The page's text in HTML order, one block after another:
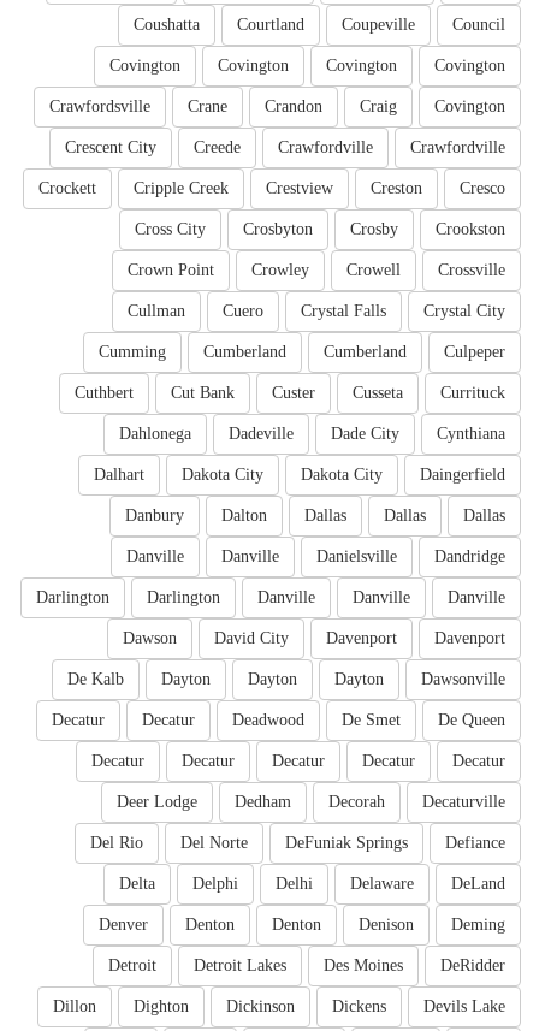
Council
Coupeville
Courtland
Coushatta
Covington
Covington
Covington
Covington
Covington
Craig
Crandon
Crane
Crawfordsville
Crawfordville
Crawfordville
Creede
Crescent City
Cresco
Creston
Crestview
Cripple Creek
Crockett
Crookston
Crosby
Crosbyton
Cross City
Crossville
Crowell
Crowley
Crown Point
Crystal City
Crystal Falls
Cuero
Cullman
Culpeper
Cumberland
Cumberland
Cumming
Currituck
Cusseta
Custer
Cut Bank
Cuthbert
Cynthiana
Dade City
Dadeville
Dahlonega
Daingerfield
Dakota City
Dakota City
Dalhart
Dallas
Dallas
Dallas
Dalton
Danbury
Dandridge
Danielsville
Danville
Danville
Danville
Danville
Danville
Darlington
Darlington
Davenport
Davenport
David City
Dawson
Dawsonville
Dayton
Dayton
Dayton
De Kalb
De Queen
De Smet
Deadwood
Decatur
Decatur
Decatur
Decatur
Decatur
Decatur
Decatur
Decaturville
Decorah
Dedham
Deer Lodge
Defiance
DeFuniak Springs
Del Norte
Del Rio
DeLand
Delaware
Delhi
Delphi
Delta
Deming
Denison
Denton
Denton
Denver
DeRidder
Des Moines
Detroit Lakes
Detroit
Devils Lake
Dickens
Dickinson
Dighton
Dillon